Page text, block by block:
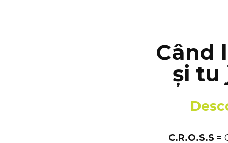
Când
și tu
C.R.O.S.S =